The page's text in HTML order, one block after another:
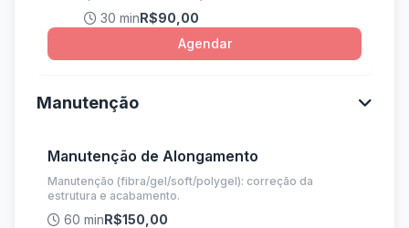
30 minR$90,00
Agendar
Manutenção
Manutenção de Alongamento
Manutenção (fibra/gel/soft/polygel): correção da
estrutura e acabamento.
60 minR$150,00